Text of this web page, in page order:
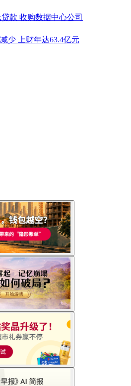
款 收购数据中心公司
少 上财年达63.4亿元